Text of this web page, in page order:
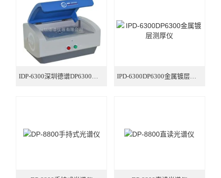
口罩设备
光谱仪
气质联用仪
IDP-6300深圳德谱DP6300镀层测厚仪膜厚仪 IPD-6300DP6300金属镀层测厚仪